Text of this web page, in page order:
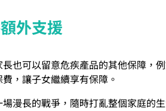
外支援
也可以留意危疾產品的其他保障，
，讓子女繼續享有保障。
漫長的戰爭，隨時打亂整個家庭的